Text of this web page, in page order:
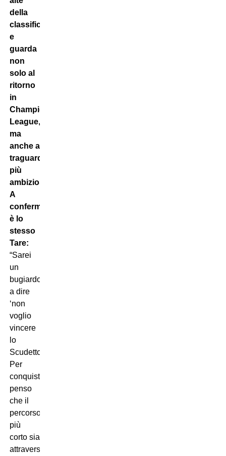
della
classifica
e
guarda
non
solo al
ritorno
in
Champions
League,
ma
anche a
traguardi
più
ambiziosi.
A
confermarlo
è lo
stesso
Tare:
“Sarei
un
bugiardo
a dire
‘non
voglio
vincere
lo
Scudetto’.
Per
conquistarlo,
penso
che il
percorso
più
corto sia
attraverso